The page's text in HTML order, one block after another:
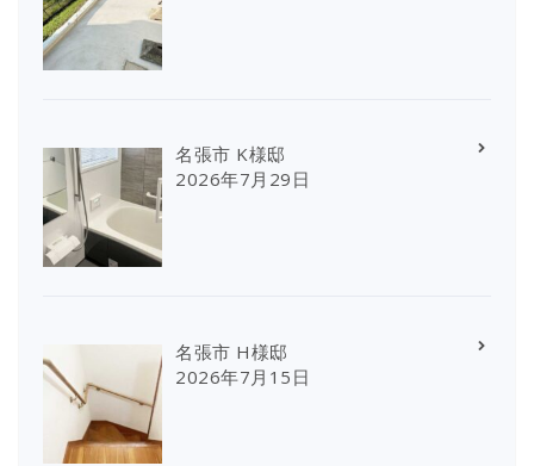
名張市 K様邸
2026年7月29日
名張市 H様邸
2026年7月15日